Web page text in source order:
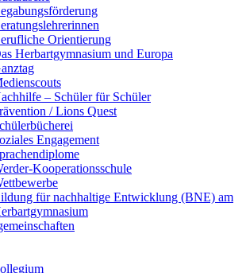
Orientierung
Herbartgymnasium und Europa
– Schüler für Schüler
/ Lions Quest
Engagement
Kooperationsschule
für nachhaltige Entwicklung (BNE) am